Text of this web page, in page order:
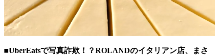
■UberEatsで写真詐欺！？ROLANDのイタリアン店、まさ